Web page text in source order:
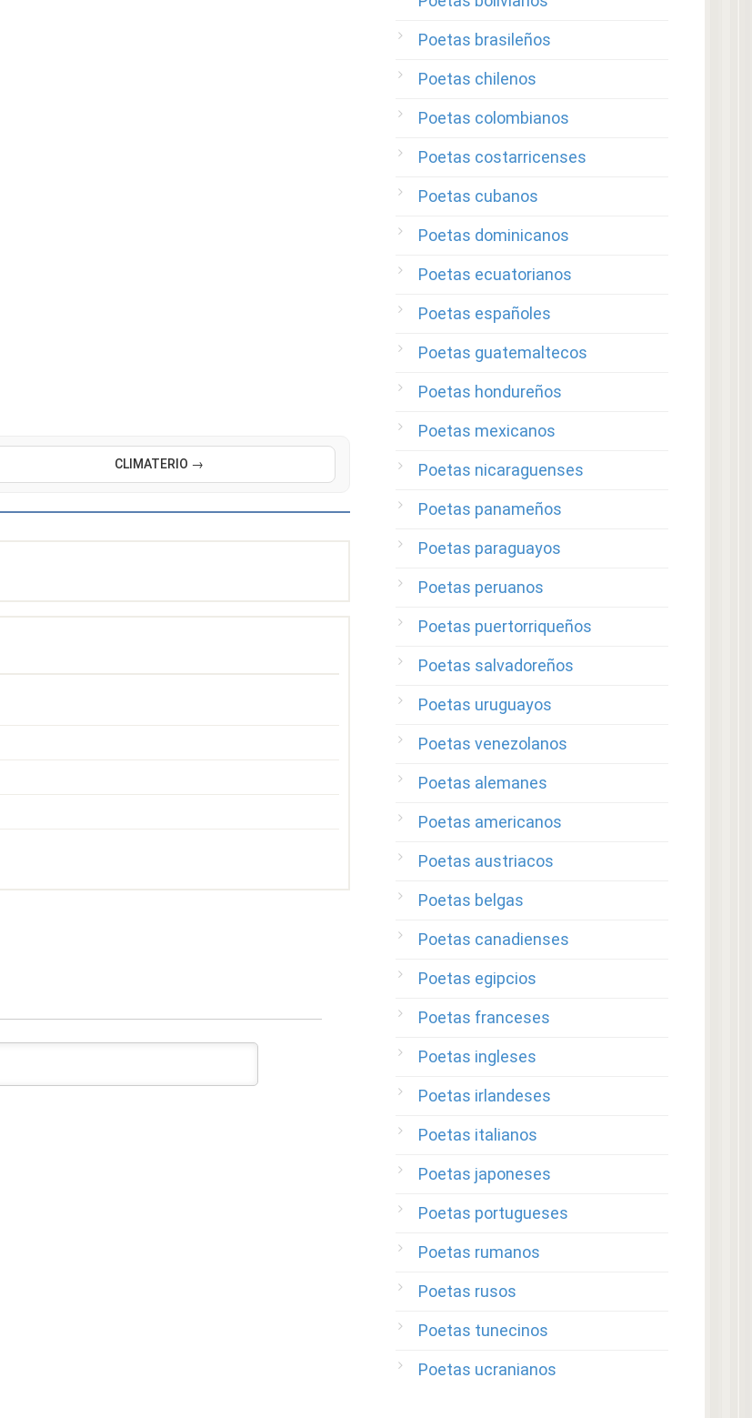
CLIMATERIO →
Poetas brasileños
Poetas chilenos
Poetas colombianos
Poetas costarricenses
Poetas cubanos
Poetas dominicanos
Poetas ecuatorianos
Poetas españoles
Poetas guatemaltecos
Poetas hondureños
Poetas mexicanos
Poetas nicaraguenses
Poetas panameños
Poetas paraguayos
Poetas peruanos
Poetas puertorriqueños
Poetas salvadoreños
Poetas uruguayos
Poetas venezolanos
Poetas alemanes
Poetas americanos
Poetas austriacos
Poetas belgas
Poetas canadienses
Poetas egipcios
Poetas franceses
Poetas ingleses
Poetas irlandeses
Poetas italianos
Poetas japoneses
Poetas portugueses
Poetas rumanos
Poetas rusos
Poetas tunecinos
Poetas ucranianos